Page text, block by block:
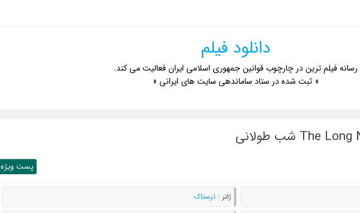
دانلود فیلم
رسانه فیلم ترین در چارچوب قوانین جمهوری اسلامی ایران فعالیت می کند.
« ثبت شده در ستاد ساماندهی سایت های ایرانی »
پست ويژه
ژانر :ترسناک